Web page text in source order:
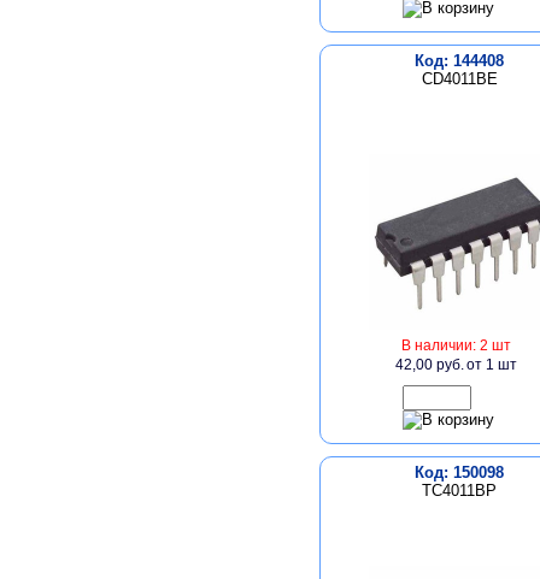
Код: 144408
CD4011BE
В наличии: 2 шт
42,00 руб.от 1 шт
Код: 150098
TC4011BP